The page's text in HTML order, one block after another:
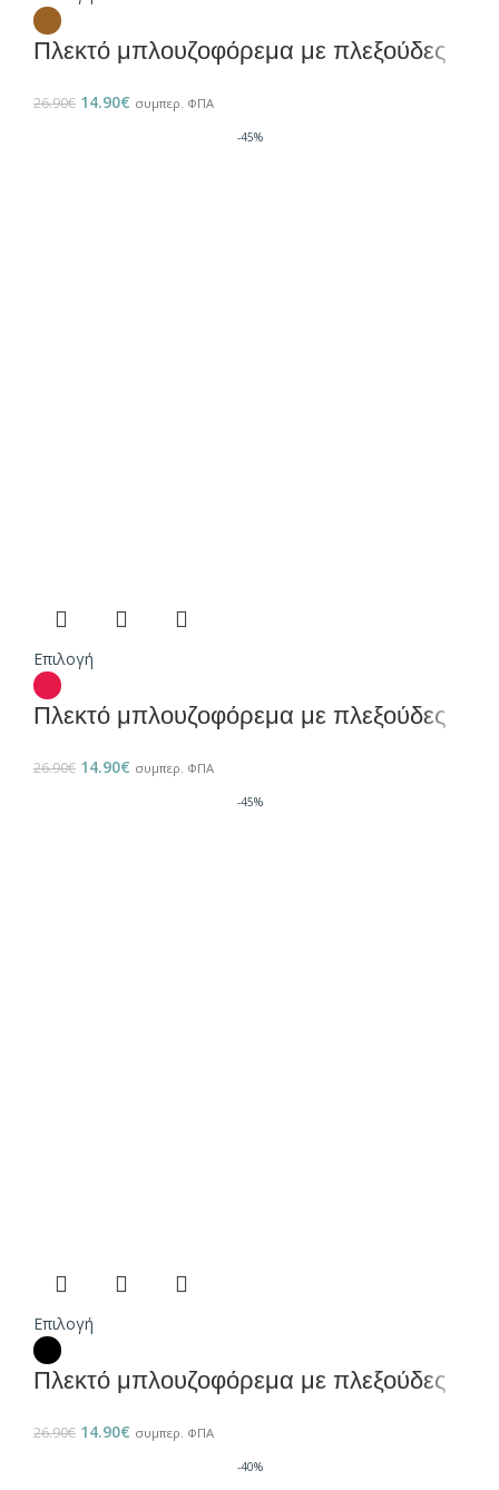
Πλεκτό μπλουζοφόρεμα με πλεξούδες
26.90€ 14.90€ συμπερ. ΦΠΑ
-45%
Επιλογή
Πλεκτό μπλουζοφόρεμα με πλεξούδες
26.90€ 14.90€ συμπερ. ΦΠΑ
-45%
Επιλογή
Πλεκτό μπλουζοφόρεμα με πλεξούδες
26.90€ 14.90€ συμπερ. ΦΠΑ
-40%